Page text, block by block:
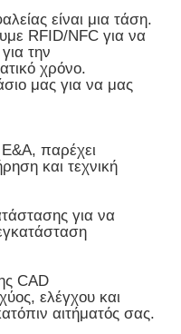
είναι μια τάση.
RFID/NFC για να
την
χρόνο.
μας για να μας
παρέχει
και τεχνική
για να
CAD
ελέγχου και
αιτήματός σας.